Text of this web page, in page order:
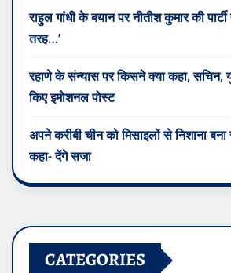
राहुल गांधी के बयान पर नीतीश कुमार की
तरह…’
रहाणे के संन्यास पर किसने क्या कहा, सचिन,
किए इमोशनल पोस्ट
अपने करीबी चीन को मिसाइलों से निशाना बना
कहा- देंगे सजा
CATEGORIES